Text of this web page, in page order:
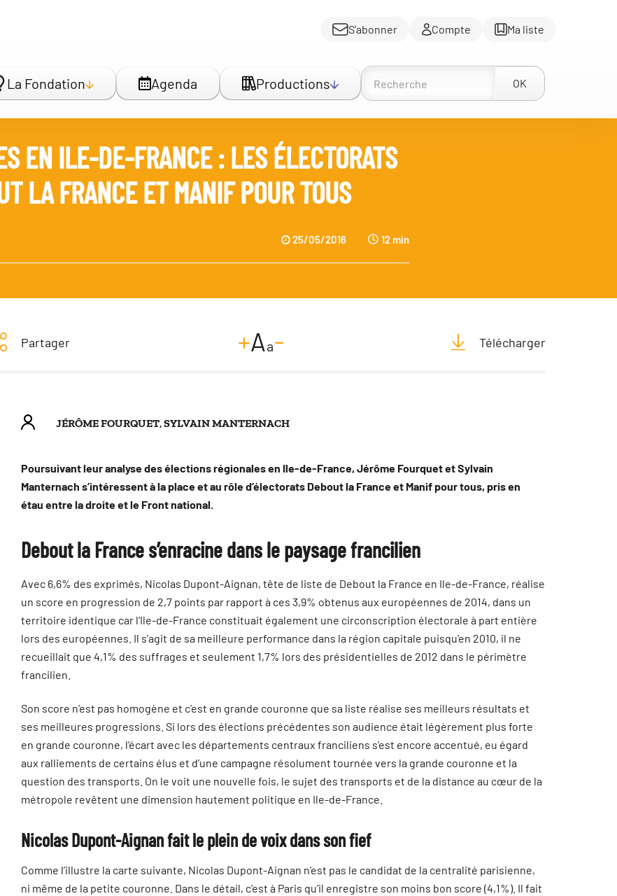
S'abonner Compte Ma liste
La Fondation Agenda Productions OK
EN ILE-DE-FRANCE : LES ÉLECTORATS
LA FRANCE ET MANIF POUR TOUS
25/05/2016 12 min
Partager +Aa- Télécharger
JÉRÔME FOURQUET,SYLVAIN MANTERNACH
Poursuivant leur analyse des élections régionales en Ile-de-France, Jérôme Fourquet et Sylvain
Manternach s’intéressent à la place et au rôle d’électorats Debout la France et Manif pour tous, pris en
étau entre la droite et le Front national.
Debout la France s’enracine dans le paysage francilien
Avec 6,6% des exprimés, Nicolas Dupont-Aignan, tête de liste de Debout la France en Ile-de-France, réalise
un score en progression de 2,7 points par rapport à ces 3,9% obtenus aux européennes de 2014, dans un
territoire identique car l’Ile-de-France constituait également une circonscription électorale à part entière
lors des européennes. Il s’agit de sa meilleure performance dans la région capitale puisqu’en 2010, il ne
recueillait que 4,1% des suffrages et seulement 1,7% lors des présidentielles de 2012 dans le périmètre
francilien.
Son score n’est pas homogène et c’est en grande couronne que sa liste réalise ses meilleurs résultats et
ses meilleures progressions. Si lors des élections précédentes son audience était légèrement plus forte
en grande couronne, l’écart avec les départements centraux franciliens s’est encore accentué, eu égard
aux ralliements de certains élus et d’une campagne résolument tournée vers la grande couronne et la
question des transports. On le voit une nouvelle fois, le sujet des transports et de la distance au cœur de la
métropole revêtent une dimension hautement politique en Ile-de-France.
Nicolas Dupont-Aignan fait le plein de voix dans son fief
Comme l’illustre la carte suivante, Nicolas Dupont-Aignan n’est pas le candidat de la centralité parisienne,
ni même de la petite couronne. Dans le détail, c’est à Paris qu’il enregistre son moins bon score (4,1%). Il fait